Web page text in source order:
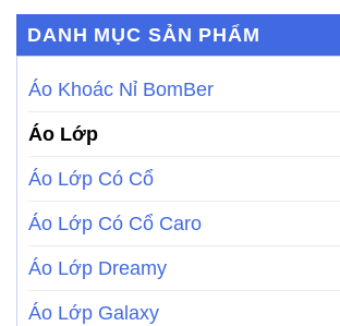
DANH MỤC SẢN PHẨM
Áo Khoác Nỉ BomBer
Áo Lớp
Áo Lớp Có Cổ
Áo Lớp Có Cổ Caro
Áo Lớp Dreamy
Áo Lớp Galaxy